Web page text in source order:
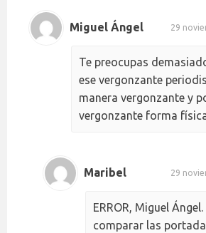
Miguel Ángel 29
Te preocupas
ese vergonzante
manera vergonzante y
vergonzante forma
Maribel 29
ERROR, Miguel
comparar las